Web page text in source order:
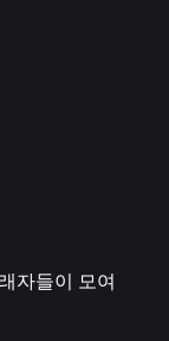
자들이 모여